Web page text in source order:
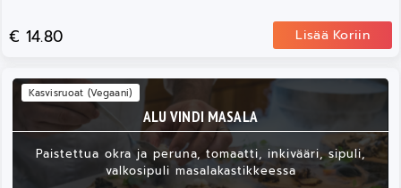
€ 14.80 Lisää Koriin
ALU VINDI MASALA
Paistettua okra ja peruna, tomaatti, inkivääri, sipuli,
valkosipuli masalakastikkeessa
Kasvisruoat (Vegaani)